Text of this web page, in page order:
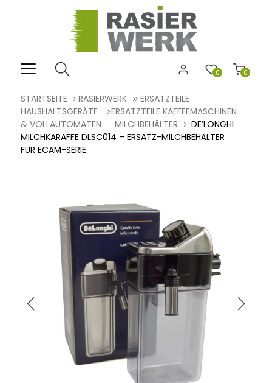
0
0
STARTSEITE RASIERWERK
ERSATZTEILE
HAUSHALTSGERÄTE
ERSATZTEILE KAFFEEMASCHINEN
& VOLLAUTOMATEN
MILCHBEHÄLTER
DE’LONGHI
MILCHKARAFFE DLSC014 – ERSATZ-MILCHBEHÄLTER
FÜR ECAM-SERIE